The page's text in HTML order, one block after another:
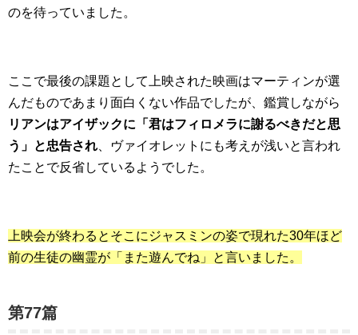
のを待っていました。
ここで最後の課題として上映された映画はマーティンが選
んだものであまり面白くない作品でしたが、鑑賞しながら
リアンはアイザックに「君はフィロメラに謝るべきだと思
う」と忠告され 、ヴァイオレットにも考えが浅いと言われ
たことで反省しているようでした。
上映会が終わるとそこに ジャスミンの姿で現れた30年ほど
前の生徒の幽霊が「また遊んでね」と言いました。
第77篇